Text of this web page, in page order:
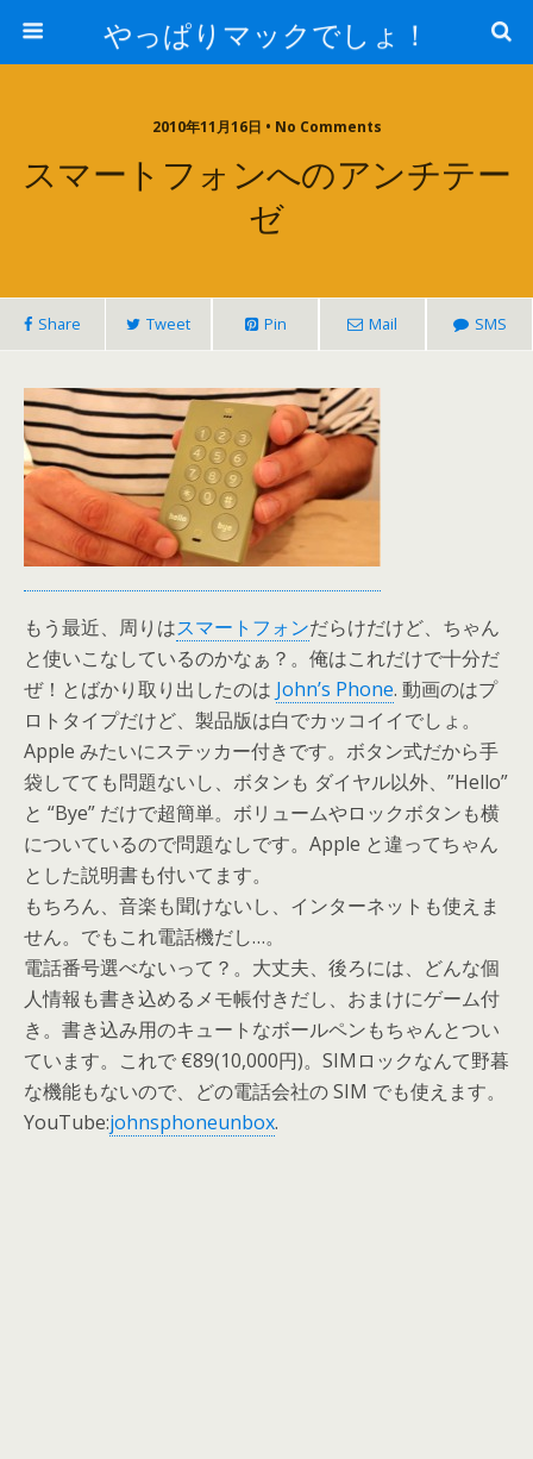
やっぱりマックでしょ！
2010年11月16日 • No Comments
スマートフォンへのアンチテー
ゼ
Share Tweet Pin Mail SMS
もう最近、周りはスマートフォンだらけだけど、ちゃん
と使いこなしているのかなぁ？。俺はこれだけで十分だ
ぜ！とばかり取り出したのは John’s Phone. 動画のはプ
ロトタイプだけど、製品版は白でカッコイイでしょ。
Apple みたいにステッカー付きです。ボタン式だから手
袋してても問題ないし、ボタンも ダイヤル以外、”Hello”
と “Bye” だけで超簡単。ボリュームやロックボタンも横
についているので問題なしです。Apple と違ってちゃん
とした説明書も付いてます。
もちろん、音楽も聞けないし、インターネットも使えま
せん。でもこれ電話機だし…。
電話番号選べないって？。大丈夫、後ろには、どんな個
人情報も書き込めるメモ帳付きだし、おまけにゲーム付
き。書き込み用のキュートなボールペンもちゃんとつい
ています。これで €89(10,000円)。SIMロックなんて野暮
な機能もないので、どの電話会社の SIM でも使えます。
YouTube:johnsphoneunbox.